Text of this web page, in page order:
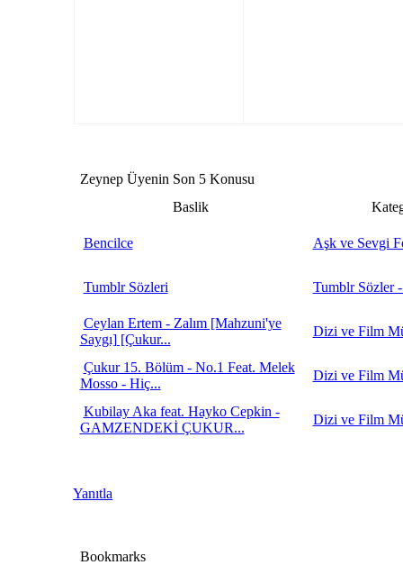
Zeynep Üyenin Son 5 Konusu
Baslik
Bencilce Aşk ve Sevgi
Tumblr Sözleri Tumblr Sözler
Ceylan Ertem - Zalım [Mahzuni'ye
Saygı] [Çukur...
Dizi ve Film
Çukur 15. Bölüm - No.1 Feat. Melek
Mosso - Hiç...
Dizi ve Film
Kubilay Aka feat. Hayko Cepkin -
GAMZENDEKİ ÇUKUR...
Dizi ve Film
Yanıtla
Bookmarks